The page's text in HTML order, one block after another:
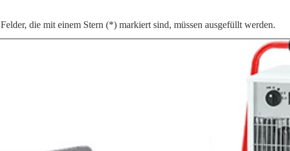
Felder, die mit einem Stern (*) markiert sind, müssen ausgefüllt werden.